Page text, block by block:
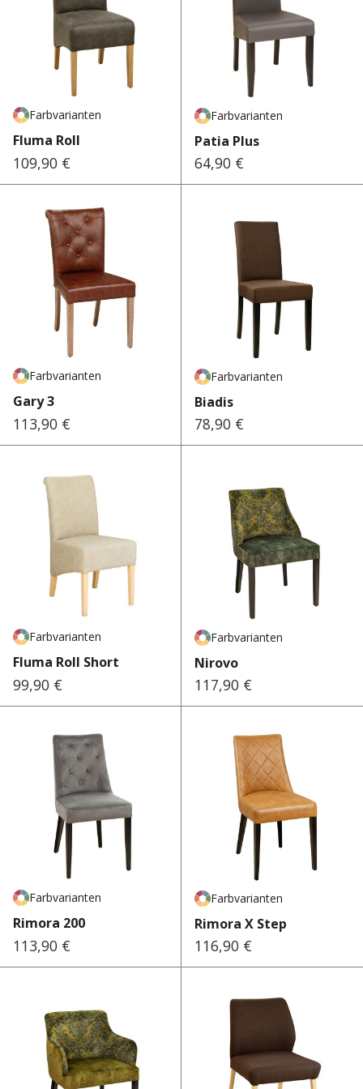
Farbvarianten
Fluma Roll
Regulärer Preis:
109,90 €
Farbvarianten
Patia Plus
Regulärer Preis:
64,90 €
Farbvarianten
Gary 3
Regulärer Preis:
113,90 €
Farbvarianten
Biadis
Regulärer Preis:
78,90 €
Farbvarianten
Fluma Roll Short
Regulärer Preis:
99,90 €
Farbvarianten
Nirovo
Regulärer Preis:
117,90 €
Farbvarianten
Rimora 200
Regulärer Preis:
113,90 €
Farbvarianten
Rimora X Step
Regulärer Preis:
116,90 €